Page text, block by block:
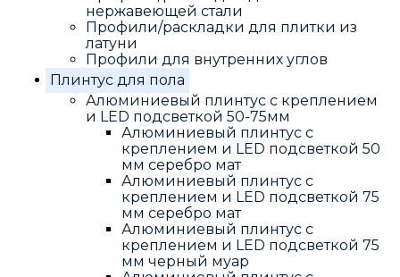
нержавеющей стали
Профили/раскладки для плитки из
латуни
Профили для внутренних углов
Плинтус для пола
Алюминиевый плинтус с креплением
и LED подсветкой 50-75мм
Алюминиевый плинтус с
креплением и LED подсветкой 50
мм серебро мат
Алюминиевый плинтус с
креплением и LED подсветкой 75
мм серебро мат
Алюминиевый плинтус с
креплением и LED подсветкой 75
мм черный муар